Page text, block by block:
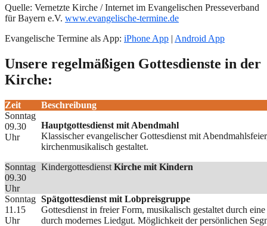
Quelle: Vernetzte Kirche / Internet im Evangelischen Presseverband
für Bayern e.V. www.evangelische-termine.de
Evangelische Termine als App: iPhone App | Android App
Unsere regelmäßigen Gottesdienste in der
Kirche:
Zeit
Beschreibung
Sonntag
09.30
Uhr
Hauptgottesdienst mit Abendmahl
Klassischer evangelischer Gottesdienst mit
kirchenmusikalisch gestaltet.
Sonntag
09.30
Uhr
Kindergottesdienst Kirche mit Kindern
Sonntag
11.15
Uhr
Spätgottesdienst mit Lobpreisgruppe
Gottesdienst in freier Form, musikalisch gestaltet durch
durch modernes Liedgut. Möglichkeit der persönlichen